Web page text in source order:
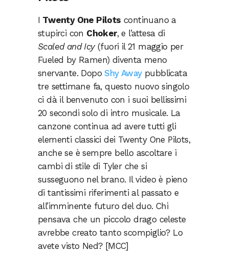
I Twenty One Pilots continuano a
stupirci con Choker, e l’attesa di
Scaled and Icy(fuori il 21 maggio per
Fueled by Ramen) diventa meno
snervante. DopoShy Awaypubblicata
tre settimane fa, questo nuovo singolo
ci dà il benvenuto con i suoi bellissimi
20 secondi solo di intro musicale. La
canzone continua ad avere tutti gli
elementi classici dei Twenty One Pilots,
anche se è sempre bello ascoltare i
cambi di stile di Tyler che si
susseguono nel brano. Il video è pieno
di tantissimi riferimenti al passato e
all’imminente futuro del duo. Chi
pensava che un piccolo drago celeste
avrebbe creato tanto scompiglio? Lo
avete visto Ned? [MCC]